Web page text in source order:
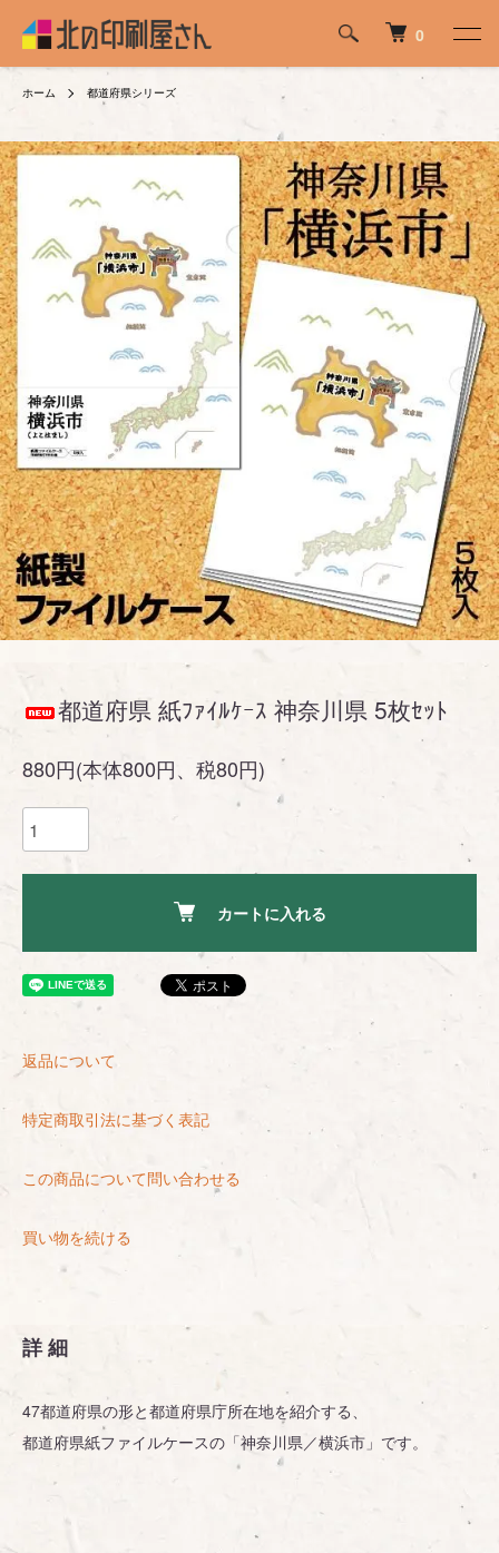
0
ホーム 都道府県シリーズ
都道府県 紙ﾌｧｲﾙｹｰｽ 神奈川県 5枚ｾｯﾄ
880円(本体800円、税80円)
カートに入れる
返品について
特定商取引法に基づく表記
この商品について問い合わせる
買い物を続ける
詳細
47都道府県の形と都道府県庁所在地を紹介する、
都道府県紙ファイルケースの「神奈川県／横浜市」です。